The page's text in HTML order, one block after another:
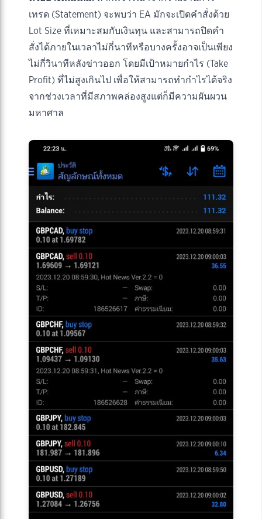
เทรด (Statement) จะพบว่า EA มักจะเปิดคำสั่งด้วย
Lot Size ที่เหมาะสมกับเงินทุน และสามารถปิดคำ
สั่งได้ภายในเวลาไม่กี่นาทีหรือบางครั้งอาจเป็นเพียง
ไม่กี่วินาทีหลังข่าวออก โดยมีเป้าหมายกำไร (Take
Profit) ที่ไม่สูงเกินไป เพื่อให้สามารถทำกำไรได้จริง
จากช่วงเวลาที่มีสภาพคล่องสูงแต่ก็มีความผันผวน
มหาศาล